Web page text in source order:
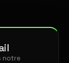
notre